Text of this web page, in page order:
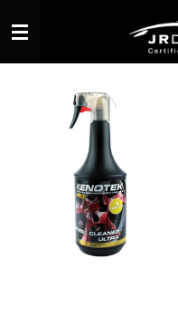
direct
hoofdinhoud